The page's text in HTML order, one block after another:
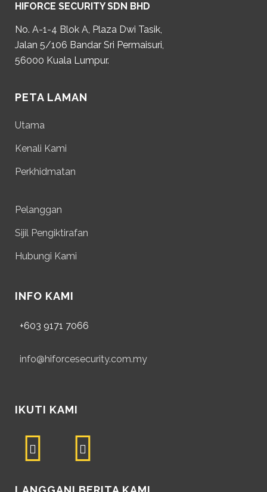
HIFORCE SECURITY SDN BHD
No. A-1-4 Blok A, Plaza Dwi Tasik,
Jalan 5/106 Bandar Sri Permaisuri,
56000 Kuala Lumpur.
PETA LAMAN
Utama
Kenali Kami
Perkhidmatan
Pelanggan
Sijil Pengiktirafan
Hubungi Kami
INFO KAMI
+603 9171 7066
info@hiforcesecurity.com.my
IKUTI KAMI